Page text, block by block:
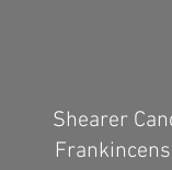
Shearer